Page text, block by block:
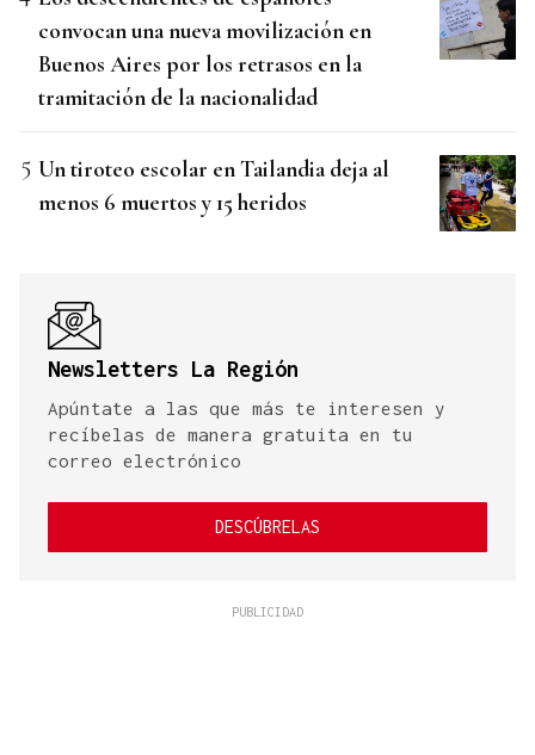
convocan una nueva movilización en
Buenos Aires por los retrasos en la
tramitación de la nacionalidad
Un tiroteo escolar en Tailandia deja al
menos 6 muertos y 15 heridos
Newsletters La Región
Apúntate a las que más te interesen y
recíbelas de manera gratuita en tu
correo electrónico
DESCÚBRELAS